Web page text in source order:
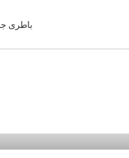
باطری